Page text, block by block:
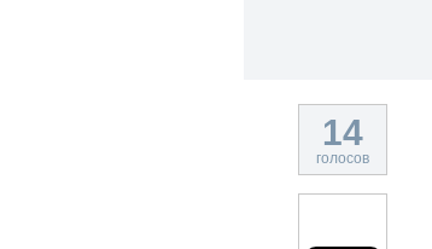
14
голосов